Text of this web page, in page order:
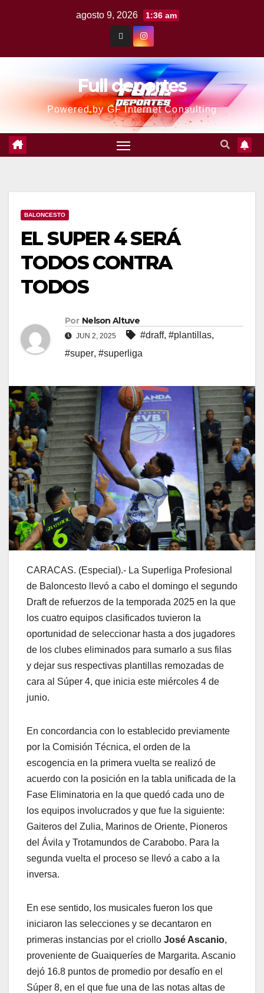
agosto 9, 2026 1:36 am
Full deportes
Powered by GF Internet Consulting
BALONCESTO
EL SUPER 4 SERÁ
TODOS CONTRA
TODOS
Por Nelson Altuve
JUN 2, 2025 #draff, #plantillas,
#super, #superliga
CARACAS. (Especial).- La Superliga Profesional
de Baloncesto llevó a cabo el domingo el segundo
Draft de refuerzos de la temporada 2025 en la que
los cuatro equipos clasificados tuvieron la
oportunidad de seleccionar hasta a dos jugadores
de los clubes eliminados para sumarlo a sus filas
y dejar sus respectivas plantillas remozadas de
cara al Súper 4, que inicia este miércoles 4 de
junio.
En concordancia con lo establecido previamente
por la Comisión Técnica, el orden de la
escogencia en la primera vuelta se realizó de
acuerdo con la posición en la tabla unificada de la
Fase Eliminatoria en la que quedó cada uno de
los equipos involucrados y que fue la siguiente:
Gaiteros del Zulia, Marinos de Oriente, Pioneros
del Ávila y Trotamundos de Carabobo. Para la
segunda vuelta el proceso se llevó a cabo a la
inversa.
En ese sentido, los musicales fueron los que
iniciaron las selecciones y se decantaron en
primeras instancias por el criollo José Ascanio,
proveniente de Guaiqueríes de Margarita. Ascanio
dejó 16.8 puntos de promedio por desafío en el
Súper 8, en el que fue una de las notas altas de